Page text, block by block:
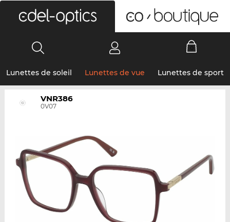
Lunettes de soleil Lunettes de vue Lunettes de sport
VNR386
0V07